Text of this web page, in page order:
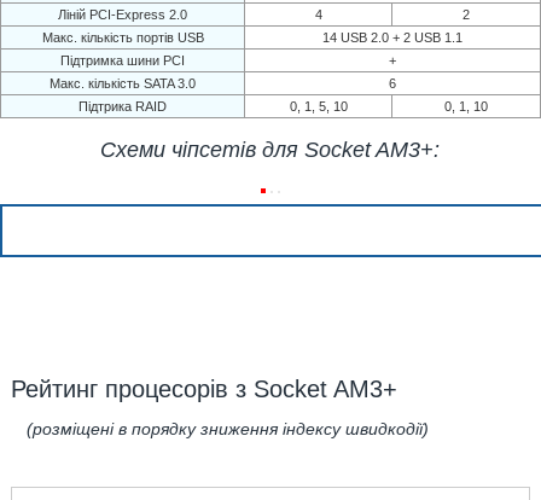
Ліній PCI-Express 2.0 4
2
Макс. кількість портів USB
14 USB 2.0 + 2 USB 1.1
Підтримка шини PCI
+
Макс. кількість SATA 3.0
6
Підтрика RAID
0, 1, 5, 10 0, 1, 10
Схеми чіпсетів для Socket AM3+:
Рейтинг процесорів з Socket AM3+
(розміщені в порядку зниження індексу швидкодії)